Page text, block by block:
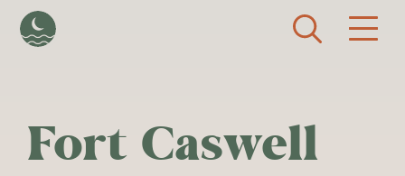
Fort Caswell